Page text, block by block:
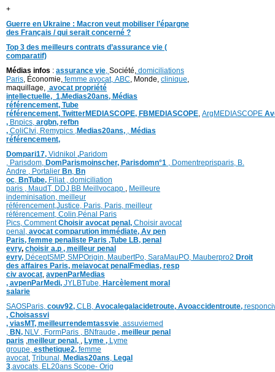
+
Guerre en Ukraine : Macron veut mobiliser l’épargne
des Français / qui serait concerné ?
Top 3 des meilleurs contrats d’assurance vie (
comparatif)
Médias infos : assurance vie, Société, domiciliations
Paris, Économie, femme avocat, ABC, Monde, clinique,
maquillage, avocat propriété
intellectuelle, 1,Medias20ans, Médias
référencement, Tube
référencement, TwitterMEDIASCOPE, FBMEDIASCOPE, ArgMEDIASCOPE
, Bnpics, argbn, refbn
, ColiCIvi, Remypics ,Medias20ans, , Médias
référencement,
Dompari17, Vidnikol ,Paridom
, Parisdom, DomParismoinscher, Parisdomn°1 , Domentreprisparis, B.
Andre , Portalier Bn, Bn
oc, BnTube, Filiat, domiciliation
paris , MaudT, DDJ,BB Meillvocapp , Meilleure
indeminisation, meilleur
référencement,Justice, Paris, Paris, meilleur
référencement, Colin,Pénal Paris
Pics, CommentChoisir avocat penal, Choisir avocat
penal, avocat comparution immédiate, Av pen
Paris, femme penaliste Paris ,Tube LB, penal
evry, choisir a.p , meilleur penal
evry, DéceptSMP, SMPOrigin, MaubertPo, SaraMauPO, Mauberpro2 Droit
des affaires Paris, meiavocat penalFmedias, resp
civ avocat, avpenParMedias
, avpenParMedi, JYLBTube, Harcèlement moral
salarie
SAOSParis, couv92, CLB, Avocalegalacidetroute, Avoaccidentroute,
, Choisassvi
, viasMT, meilleurrendemtassvie, assuviemed
, BN, NLV , FormParis , BNfraude , meilleur penal
paris ,meilleur penal, , Lyme , Lyme
groupe, esthetique2, femme
avocat, Tribunal, Medias20ans, Legal
3,avocats, EL20ans Scope- Orig